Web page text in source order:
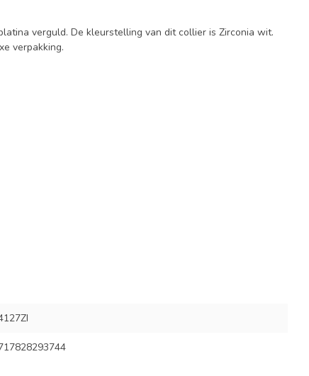
verguld. De kleurstelling van dit collier is Zirconia wit.
verpakking.